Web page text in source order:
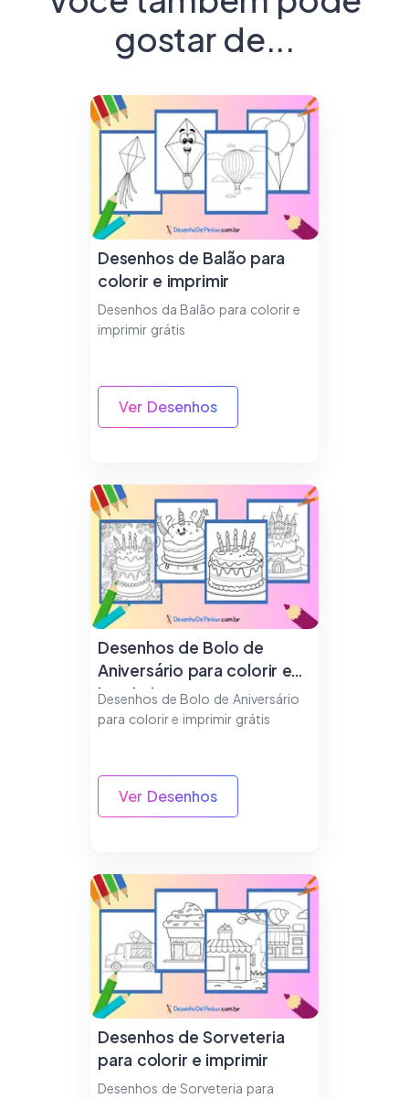
gostar de...
Desenhos de Balão para
colorir e imprimir
Desenhos da Balão para colorir e
imprimir grátis
Ver Desenhos
Desenhos de Bolo de
Aniversário para colorir e
imprimir
Desenhos de Bolo de Aniversário
para colorir e imprimir grátis
Ver Desenhos
Desenhos de Sorveteria
para colorir e imprimir
Desenhos de Sorveteria para